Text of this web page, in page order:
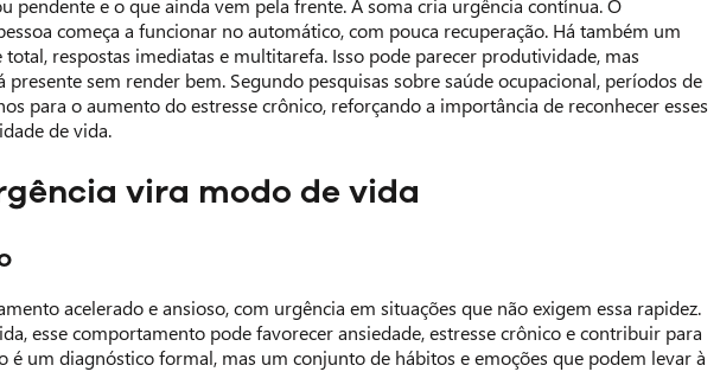
pendente e o que ainda vem pela frente. A soma cria urgência contínua. O
começa a funcionar no automático, com pouca recuperação. Há também um
respostas imediatas e multitarefa. Isso pode parecer produtividade, mas
sem render bem. Segundo pesquisas sobre saúde ocupacional, períodos de
para o aumento do estresse crônico, reforçando a importância de reconhecer esses
de vida.
vira modo de vida
acelerado e ansioso, com urgência em situações que não exigem essa rapidez.
esse comportamento pode favorecer ansiedade, estresse crônico e contribuir para
um diagnóstico formal, mas um conjunto de hábitos e emoções que podem levar à